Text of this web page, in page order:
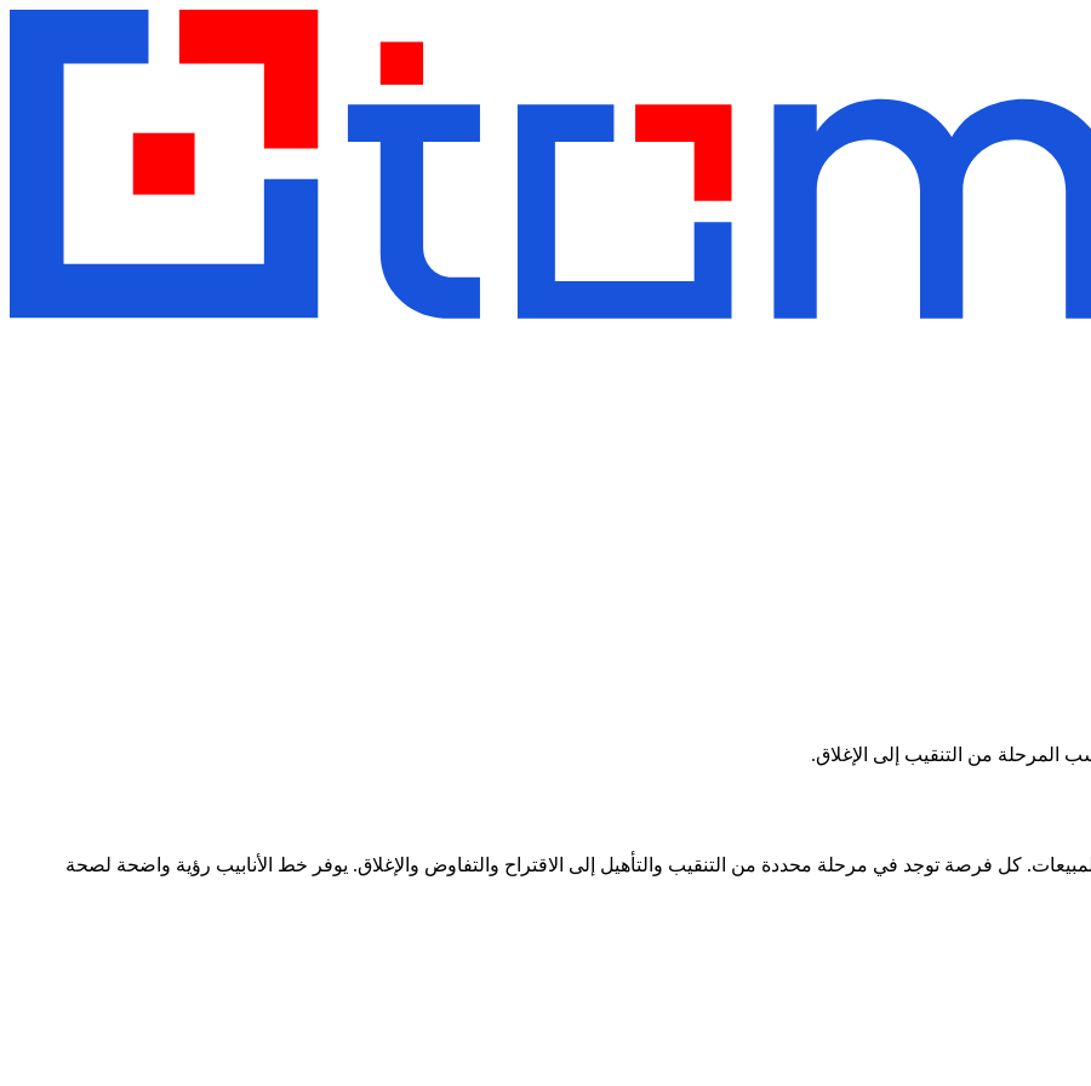
من التنقيب إلى الإغلاق.
كل فرصة توجد في مرحلة محددة من التنقيب والتأهيل إلى الاقتراح والتفاوض والإغلاق. يوفر خط الأنابيب رؤية واضحة لصحة